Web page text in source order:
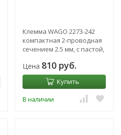
Клемма WAGO 2273-242
компактная 2-проводная
сечением 2.5 мм, с пастой,
Цена 810 руб.
Купить
В наличии